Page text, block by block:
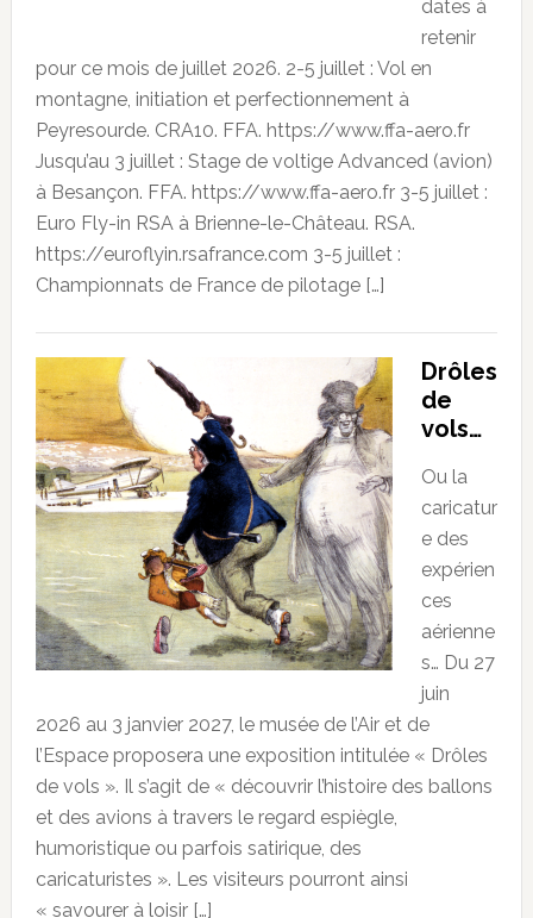
dates à
retenir
pour ce mois de juillet 2026. 2-5 juillet : Vol en
montagne, initiation et perfectionnement à
Peyresourde. CRA10. FFA. https://www.ffa-aero.fr
Jusqu’au 3 juillet : Stage de voltige Advanced (avion)
à Besançon. FFA. https://www.ffa-aero.fr 3-5 juillet :
Euro Fly-in RSA à Brienne-le-Château. RSA.
https://euroflyin.rsafrance.com 3-5 juillet :
Championnats de France de pilotage […]
Drôles
de
vols…
Ou la
caricatur
e des
expérien
ces
aérienne
s… Du 27
juin
2026 au 3 janvier 2027, le musée de l’Air et de
l’Espace proposera une exposition intitulée « Drôles
de vols ». Il s’agit de « découvrir l’histoire des ballons
et des avions à travers le regard espiègle,
humoristique ou parfois satirique, des
caricaturistes ». Les visiteurs pourront ainsi
« savourer à loisir […]